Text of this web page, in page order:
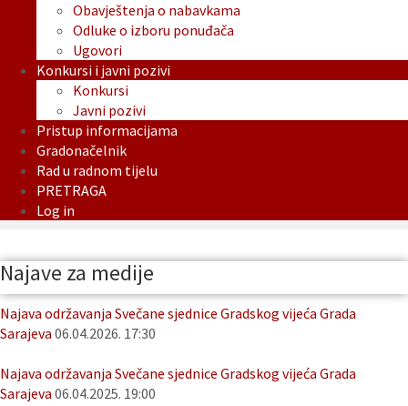
Obavještenja o nabavkama
Odluke o izboru ponuđača
Ugovori
Konkursi i javni pozivi
Konkursi
Javni pozivi
Pristup informacijama
Gradonačelnik
Rad u radnom tijelu
PRETRAGA
Log in
Najave za medije
Najava održavanja Svečane sjednice Gradskog vijeća Grada
Sarajeva 06.04.2026. 17:30
Najava održavanja Svečane sjednice Gradskog vijeća Grada
Sarajeva 06.04.2025. 19:00